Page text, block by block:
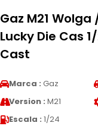
Gaz M21 Wolga
Lucky Die Cas
Cast
Marca : Gaz
Version : M21
Escala : 1/24